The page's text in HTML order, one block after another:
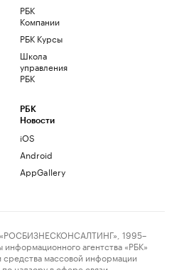
РБК
Компании
РБК Курсы
Школа
управления
РБК
РБК
Новости
iOS
Android
AppGallery
1995–
агентства «РБК»
средства массовой информации